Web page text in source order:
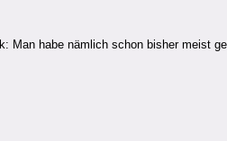
Man habe nämlich schon bisher meist